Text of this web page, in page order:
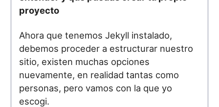
proyecto
Ahora que tenemos Jekyll instalado,
debemos proceder a estructurar nuestro
sitio, existen muchas opciones
nuevamente, en realidad tantas como
personas, pero vamos con la que yo
escogi.